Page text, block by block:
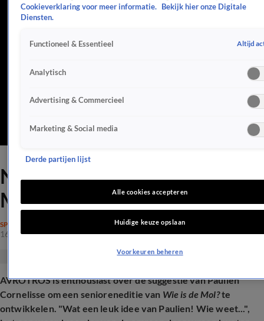
Nieuwe twist bij Wie is de
Mol?
SPELPROGRAMMA'S
16 okt 2025, 09:58
AVROTROS is enthousiast over de suggestie van Paulien
Cornelisse om een senioreneditie van Wie is de Mol?te
ontwikkelen. "Wat een leuk idee van Paulien! Wie weet...",
Cookieverklaring voor meer informatie.
Bekijk hier onze Digitale
Diensten.
Functioneel & Essentieel Altijd
Analytisch
Advertising & Commercieel
Marketing & Social media
Derde partijen lijst
Alle cookies accepteren
Huidige keuze opslaan
Voorkeuren beheren